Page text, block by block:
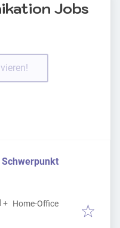
Jobs
Schwerpunkt
+ Home-Office